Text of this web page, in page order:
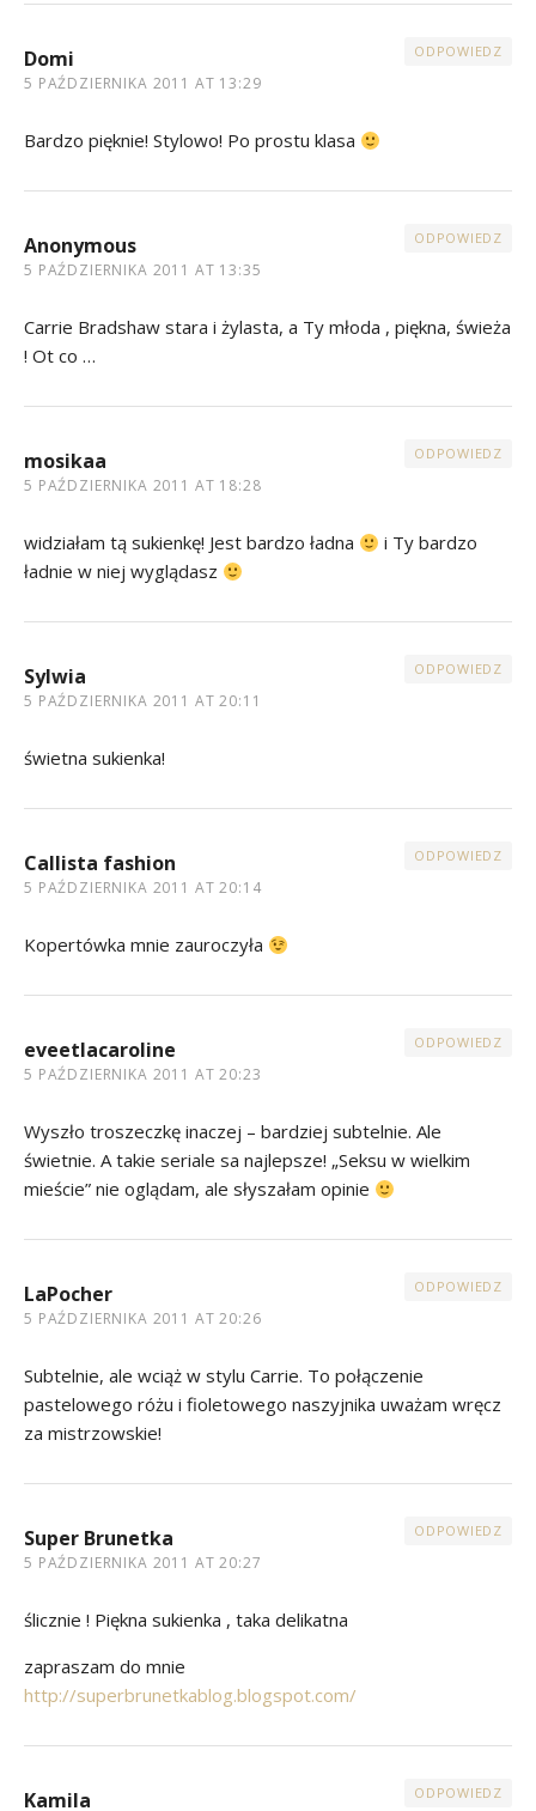
Domi
5 PAŹDZIERNIKA 2011 AT 13:29
ODPOWIEDZ
Bardzo pięknie! Stylowo! Po prostu klasa
Anonymous
5 PAŹDZIERNIKA 2011 AT 13:35
ODPOWIEDZ
Carrie Bradshaw stara i żylasta, a Ty młoda , piękna, świeża
! Ot co …
mosikaa
5 PAŹDZIERNIKA 2011 AT 18:28
ODPOWIEDZ
widziałam tą sukienkę! Jest bardzo ładna
i Ty bardzo
ładnie w niej wyglądasz
Sylwia
5 PAŹDZIERNIKA 2011 AT 20:11
ODPOWIEDZ
świetna sukienka!
Callista fashion
5 PAŹDZIERNIKA 2011 AT 20:14
ODPOWIEDZ
Kopertówka mnie zauroczyła
eveetlacaroline
5 PAŹDZIERNIKA 2011 AT 20:23
ODPOWIEDZ
Wyszło troszeczkę inaczej – bardziej subtelnie. Ale
świetnie. A takie seriale sa najlepsze! „Seksu w wielkim
mieście” nie oglądam, ale słyszałam opinie
LaPocher
5 PAŹDZIERNIKA 2011 AT 20:26
ODPOWIEDZ
Subtelnie, ale wciąż w stylu Carrie. To połączenie
pastelowego różu i fioletowego naszyjnika uważam wręcz
za mistrzowskie!
Super Brunetka
5 PAŹDZIERNIKA 2011 AT 20:27
ODPOWIEDZ
ślicznie ! Piękna sukienka , taka delikatna
zapraszam do mnie
http://superbrunetkablog.blogspot.com/
Kamila ODPOWIEDZ